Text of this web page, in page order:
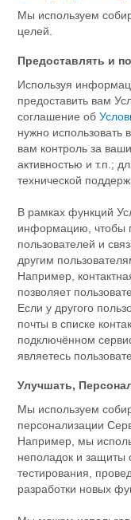
Мы используем
целей.
Предоставлять и
Используя
предоставить вам
соглашение об
нужно
вам контроль за
активностью и т.п.;
технической
В рамках функций
информацию, чтобы
пользователей и
другим
Например,
позволяет
Если у другого
почты в списке
подключённом
являетесь
Улучшать,
Мы используем
персонализации
Например, мы
неполадок и защиты
тестирования,
разработки новых